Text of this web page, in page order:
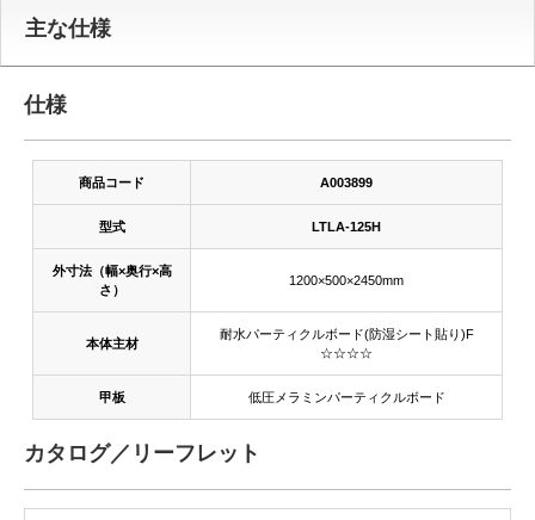
主な仕様
仕様
商品コード A003899
型式 LTLA-125H
外寸法（幅×奥行×高
さ）
1200×500×2450mm
本体主材
耐水パーティクルボード(防湿シート貼り)F
☆☆☆☆
甲板 低圧メラミンパーティクルボード
カタログ／リーフレット